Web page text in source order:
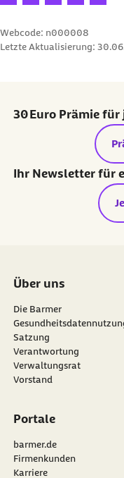
Webcode: n000008
Letzte Aktualisierung:
30 Euro Prämie
Ihr Newsletter für
Über uns
Die Barmer
Satzung
Verantwortung
Verwaltungsrat
Vorstand
Portale
barmer.de
Firmenkunden
Karriere